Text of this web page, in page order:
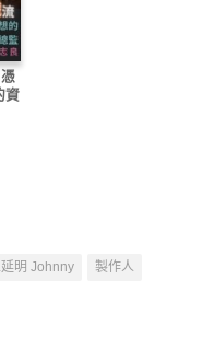
資
明 Johnny
製作人